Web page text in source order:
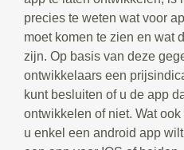
precies te weten wat voor
moet komen te zien en wat
zijn. Op basis van deze
ontwikkelaars een
kunt besluiten of u de app
ontwikkelen of niet. Wat
u enkel een android app